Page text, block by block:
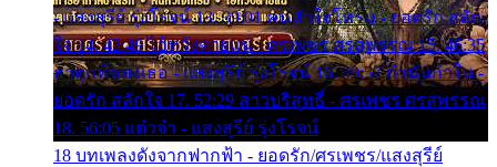
- แสงสุรีย์ รุ่งโรจน์ 13. 39:01 คนหัวใจโทรม - ยอดรัก สลัก
ใจ 14. 42:49 ไอ้หวังตายแน่ - ศรเพชร ศรสุพรรณ 15. 46:35
ธาตุแท้ของเธอ - แสงสุรีย์ รุ่งโรจน์ 16. 49:57 กำนันกำใน -
ยอดรัก สลักใจ 17. 52:29 สาวบริสุทธิ์ - ศรเพชร ศรสุพรรณ
18. 56:05 แต๋วจ๋า - แสงสุรีย์ รุ่งโรจน์
18 บทเพลงดังจากฟากฟ้า - ยอดรัก/ศรเพชร/แสงสุรีย์